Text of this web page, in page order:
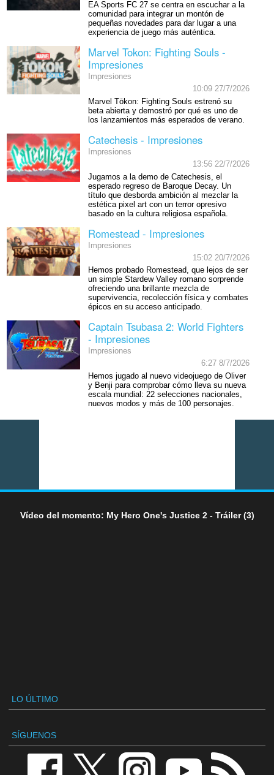
EA Sports FC 27 se centra en escuchar a la
comunidad para integrar un montón de
pequeñas novedades para dar lugar a una
experiencia de juego más auténtica.
Marvel Tokon: Fighting Souls -
Impresiones
Impresiones
10:09 27/7/2026
Marvel Tōkon: Fighting Souls estrenó su
beta abierta y demostró por qué es uno de
los lanzamientos más esperados de verano.
Catechesis - Impresiones
Impresiones
13:56 22/7/2026
Jugamos a la demo de Catechesis, el
esperado regreso de Baroque Decay. Un
título que desborda ambición al mezclar la
estética pixel art con un terror opresivo
basado en la cultura religiosa española.
Romestead - Impresiones
Impresiones
15:02 20/7/2026
Hemos probado Romestead, que lejos de ser
un simple Stardew Valley romano sorprende
ofreciendo una brillante mezcla de
supervivencia, recolección física y combates
épicos en su acceso anticipado.
Captain Tsubasa 2: World Fighters
- Impresiones
Impresiones
6:27 8/7/2026
Hemos jugado al nuevo videojuego de Oliver
y Benji para comprobar cómo lleva su nueva
escala mundial: 22 selecciones nacionales,
nuevos modos y más de 100 personajes.
Vídeo del momento: My Hero One's Justice 2 - Tráiler (3)
LO ÚLTIMO
SÍGUENOS